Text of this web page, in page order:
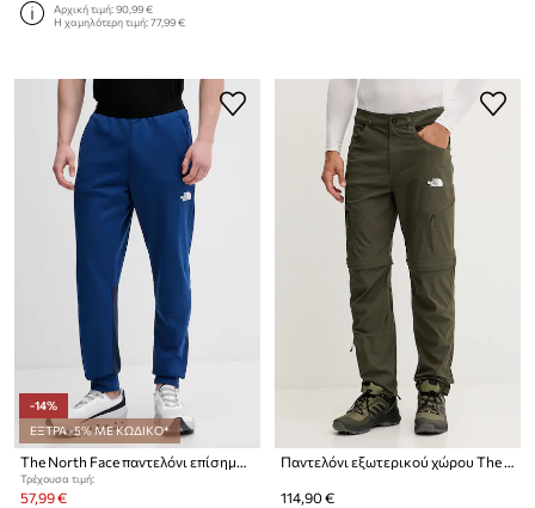
Αρχική τιμή:90,99 €
Η χαμηλότερη τιμή:77,99 €
-14%
ΕΞΤΡΑ -5% ΜΕ ΚΩΔΙΚΟ*
The North Face παντελόνι επίσημο Ανδρικό MOUNTAIN ATHLETICS FLEECE
Τρέχουσα τιμή:
57,99 €
Παντελόνι εξωτερικού χώρου The North Face Exploration
114,90 €